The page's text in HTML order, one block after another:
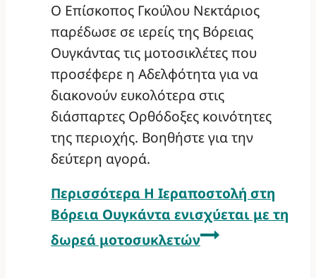
Ο Επίσκοπος Γκούλου Νεκτάριος
παρέδωσε σε ιερείς της Βόρειας
Ουγκάντας τις μοτοσικλέτες που
προσέφερε η Αδελφότητα για να
διακονούν ευκολότερα στις
διάσπαρτες Ορθόδοξες κοινότητες
της περιοχής. Βοηθήστε για την
δεύτερη αγορά.
Περισσότερα Η Ιεραποστολή στη
Βόρεια Ουγκάντα ενισχύεται με τη
δωρεά μοτοσυκλετών